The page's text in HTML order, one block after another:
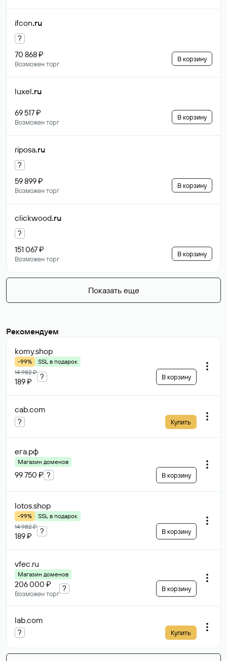
ifcon.ru
?
70 868 ₽
Возможен торг
В корзину
luxel.ru
69 517 ₽
Возможен торг
В корзину
riposa.ru
?
59 899 ₽
Возможен торг
В корзину
clickwood.ru
?
151 067 ₽
Возможен торг
В корзину
Показать еще
Рекомендуем
komy.shop
-99%
SSL в подарок
14 982 ₽
189 ₽
? В корзину
cab.com
? Купить
ега.рф
Магазин доменов
99 750 ₽ ? В корзину
lotos.shop
-99%
SSL в подарок
14 982 ₽
189 ₽
? В корзину
vfec.ru
Магазин доменов
206 000 ₽
Возможен торг
? В корзину
lab.com
? Купить